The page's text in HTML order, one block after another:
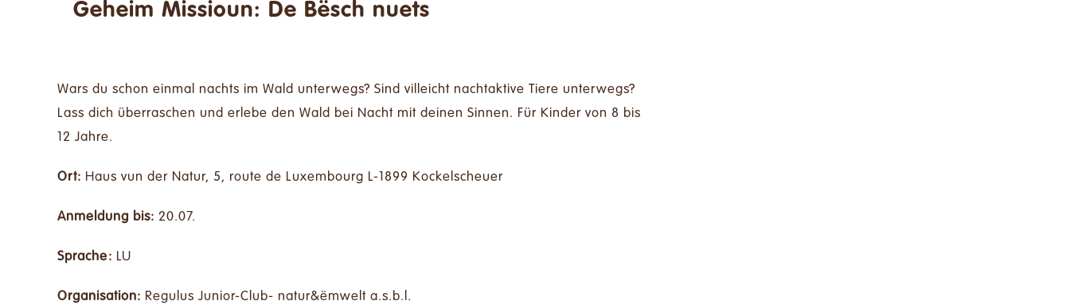
Geheim Missioun: De Bësch nuets
Wars du schon einmal nachts im Wald unterwegs? Sind villeicht nachtaktive Tiere unterwegs?
Lass dich überraschen und erlebe den Wald bei Nacht mit deinen Sinnen. Für Kinder von 8 bis
12 Jahre.
Ort: Haus vun der Natur, 5, route de Luxembourg L-1899 Kockelscheuer
Anmeldung bis: 20.07.
Sprache: LU
Organisation: Regulus Junior-Club- natur&ëmwelt a.s.b.l.